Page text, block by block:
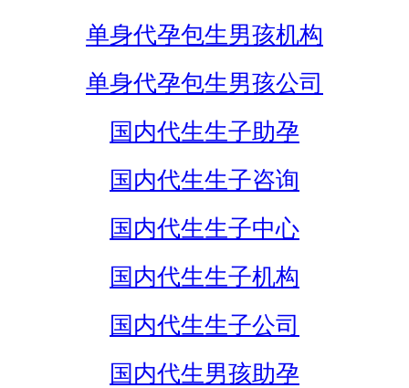
单身代孕包生男孩机构
单身代孕包生男孩公司
国内代生生子助孕
国内代生生子咨询
国内代生生子中心
国内代生生子机构
国内代生生子公司
国内代生男孩助孕